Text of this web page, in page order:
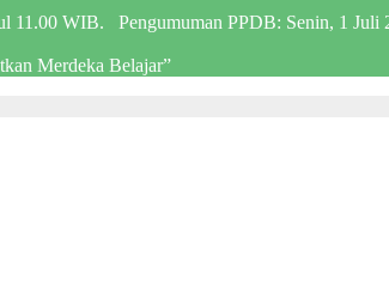
11.00 WIB. Pengumuman PPDB: Senin, 1 Juli
Merdeka Belajar”